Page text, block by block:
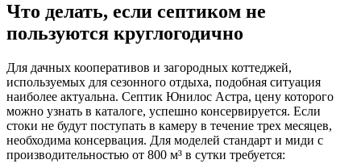
Что делать, если септиком не
пользуются круглогодично
Для дачных кооперативов и загородных коттеджей,
используемых для сезонного отдыха, подобная ситуация
наиболее актуальна. Септик Юнилос Астра, цену которого
можно узнать в каталоге, успешно консервируется. Если
стоки не будут поступать в камеру в течение трех месяцев,
необходима консервация. Для моделей стандарт и миди с
производительностью от 800 м³ в сутки требуется: